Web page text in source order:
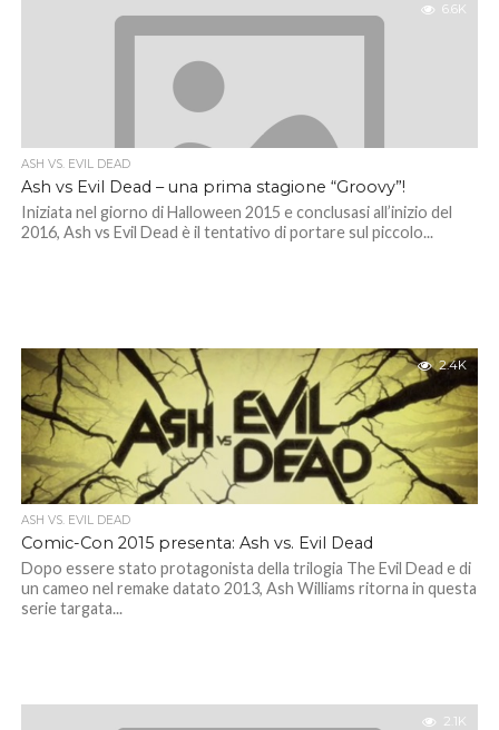
6.6K
ASH VS. EVIL DEAD
Ash vs Evil Dead – una prima stagione “Groovy”!
Iniziata nel giorno di Halloween 2015 e conclusasi all’inizio del
2016, Ash vs Evil Dead è il tentativo di portare sul piccolo...
2.4K
ASH VS. EVIL DEAD
Comic-Con 2015 presenta: Ash vs. Evil Dead
Dopo essere stato protagonista della trilogia The Evil Dead e di
un cameo nel remake datato 2013, Ash Williams ritorna in questa
serie targata...
2.1K